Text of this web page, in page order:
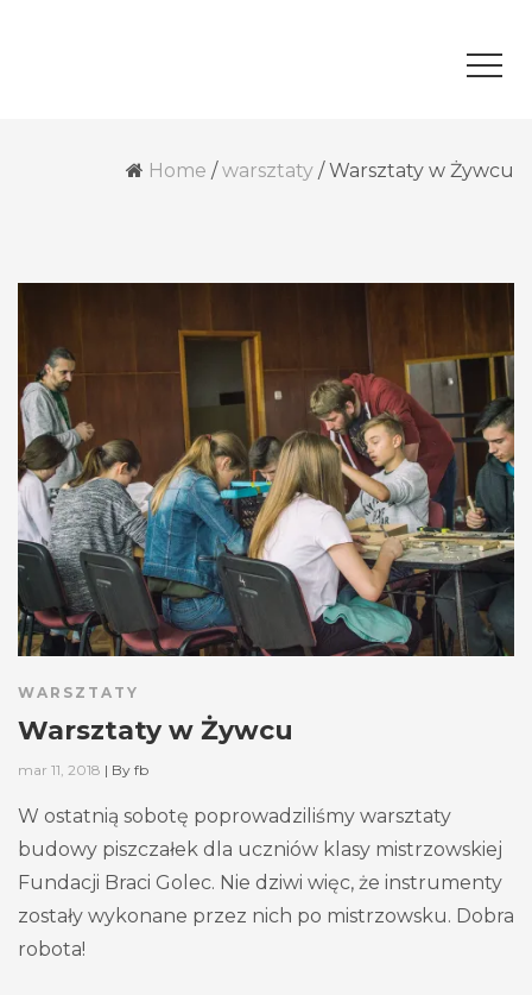
Home /warsztaty /Warsztaty w Żywcu
WARSZTATY
Warsztaty w Żywcu
mar 11, 2018 | By fb
W ostatnią sobotę poprowadziliśmy warsztaty
budowy piszczałek dla uczniów klasy mistrzowskiej
Fundacji Braci Golec. Nie dziwi więc, że instrumenty
zostały wykonane przez nich po mistrzowsku. Dobra
robota!